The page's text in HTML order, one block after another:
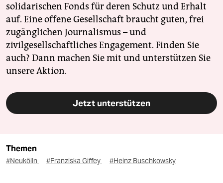
solidarischen Fonds für deren Schutz und Erhalt
auf. Eine offene Gesellschaft braucht guten, frei
zugänglichen Journalismus – und
zivilgesellschaftliches Engagement. Finden Sie
auch? Dann machen Sie mit und unterstützen Sie
unsere Aktion.
Jetzt unterstützen
Themen
#Neukölln #Franziska Giffey #Heinz Buschkowsky